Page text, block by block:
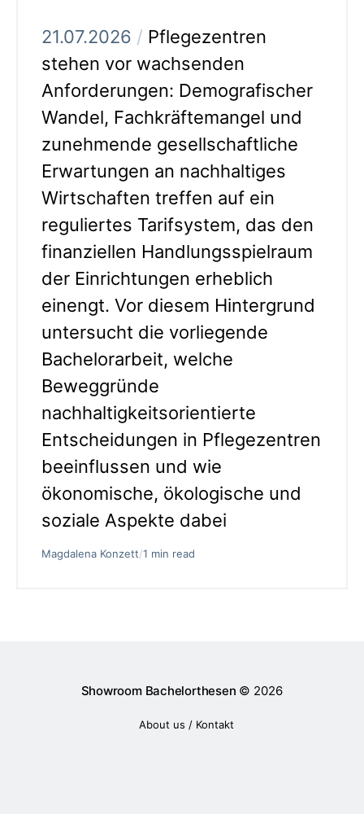
21.07.2026 / Pflegezentren
stehen vor wachsenden
Anforderungen: Demografischer
Wandel, Fachkräftemangel und
zunehmende gesellschaftliche
Erwartungen an nachhaltiges
Wirtschaften treffen auf ein
reguliertes Tarifsystem, das den
finanziellen Handlungsspielraum
der Einrichtungen erheblich
einengt. Vor diesem Hintergrund
untersucht die vorliegende
Bachelorarbeit, welche
Beweggründe
nachhaltigkeitsorientierte
Entscheidungen in Pflegezentren
beeinflussen und wie
ökonomische, ökologische und
soziale Aspekte dabei
Magdalena Konzett/1 min read
Showroom Bachelorthesen © 2026
About us / Kontakt